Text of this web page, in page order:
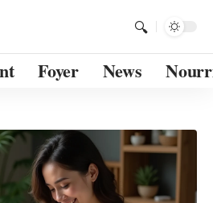
Foyer News